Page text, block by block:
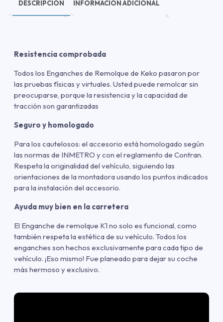
DESCRIPCIÓN INFORMACIÓN ADICIONAL
Resistencia comprobada
Todos los Enganches de Remolque de Keko pasaron por
las pruebas físicas y virtuales. Usted puede remolcar sin
preocuparse, porque la resistencia y la capacidad de
tracción son garantizadas
Seguro y homologado
Para los cautelosos: el accesorio está homologado según
las normas de INMETRO y con el reglamento de Contran.
Respeta la originalidad del vehículo, siguiendo las
orientaciones de la montadora usando los puntos indicados
para la instalación del accesorio.
Ayuda muy bien en la carretera
El Enganche de remolque K1 no solo es funcional, como
también respeta la estética de su vehículo. Todos los
enganches son hechos exclusivamente para cada tipo de
vehículo. ¡Eso mismo! Fue planeado para dejar su coche
más hermoso y exclusivo.